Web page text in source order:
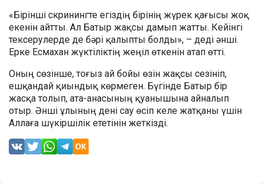
«Бірінші скринингте егіздің бірінің жүрек қағысы жоқ
екенін айтты. Ал Батыр жақсы дамып жатты. Кейінгі
тексерулерде де бәрі қалыпты болды», – деді әнші.
Ерке Есмахан жүктіліктің жеңіл өткенін атап өтті.
Оның сөзінше, тоғыз ай бойы өзін жақсы сезініп,
ешқандай қиындық көрмеген. Бүгінде Батыр бір
жасқа толып, ата-анасының қуанышына айналып
отыр. Әнші ұлының дені сау өсіп келе жатқаны үшін
Аллаға шүкіршілік ететінін жеткізді.